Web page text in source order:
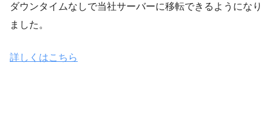
ダウンタイムなしで当社サーバーに移転できるようになり
ました。
詳しくはこちら